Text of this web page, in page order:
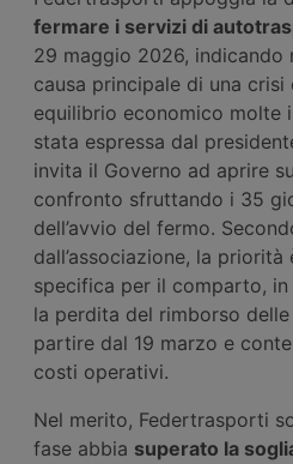
fermare i servizi di
29 maggio 2026, indicando
causa principale di una
equilibrio economico molte
stata espressa dal
invita il Governo ad aprire
confronto sfruttando i 35
dell’avvio del fermo.
dall’associazione, la
specifica per il comparto,
la perdita del rimborso
partire dal 19 marzo e
costi operativi.
Nel merito, Federtrasporti
fase abbia superato la